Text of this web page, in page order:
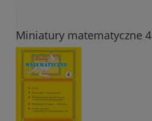
Miniatury matematyczne 4